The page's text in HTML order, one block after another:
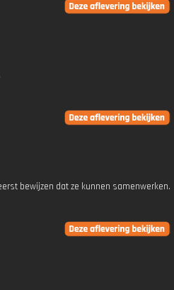
bewijzen dat ze kunnen samenwerken.